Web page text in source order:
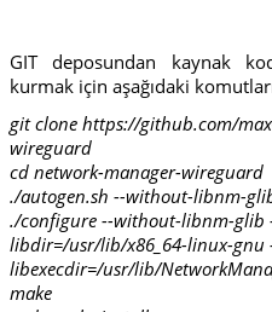
GIT deposundan kaynak
kurmak için aşağıdaki
git clone https://github.com/
wireguard
cd network-manager-wireguard
./autogen.sh --without-libnm-
./configure --without-libnm-glib
libdir=/usr/lib/x86_64-linux-gnu
libexecdir=/usr/lib/
make